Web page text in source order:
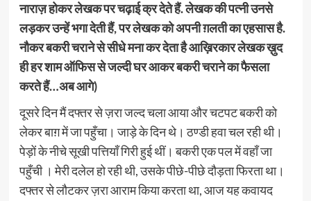
नाराज़ होकर लेखक पर चढ़ाई क्र देते हैं. लेखक की पत्नी उनसे
लड़कर उन्हें भगा देती हैं, पर लेखक को अपनी ग़लती का एहसास है.
नौकर बकरी चराने से सीधे मना कर देता है आख़िरकार लेखक ख़ुद
ही हर शाम ऑफिस से जल्दी घर आकर बकरी चराने का फैसला
करते हैं…अब आगे)
दूसरे दिन मैं दफ्तर से ज़रा जल्द चला आया और चटपट बकरी को
लेकर बाग़ में जा पहुँचा। जाड़े के दिन थे। ठण्डी हवा चल रही थी।
पेड़ों के नीचे सूखी पत्तियाँ गिरी हुई थीं। बकरी एक पल में वहाँ जा
पहुँची । मेरी दलेल हो रही थी, उसके पीछे-पीछे दौड़ता फिरता था।
दफ्तर से लौटकर ज़रा आराम किया करता था, आज यह कवायद